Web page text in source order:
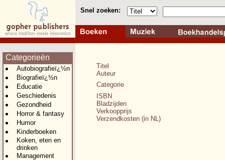
Snel zoeken:
Categorieën
Autobiografieï¿½n
Biografieï¿½n
Educatie
Geschiedenis
Gezondheid
Horror & fantasy
Humor
Kinderboeken
Koken, eten en
drinken
Management
Titel
Auteur
Categorie
ISBN
Bladzijden
Verkoopprijs
Verzendkosten (in NL)